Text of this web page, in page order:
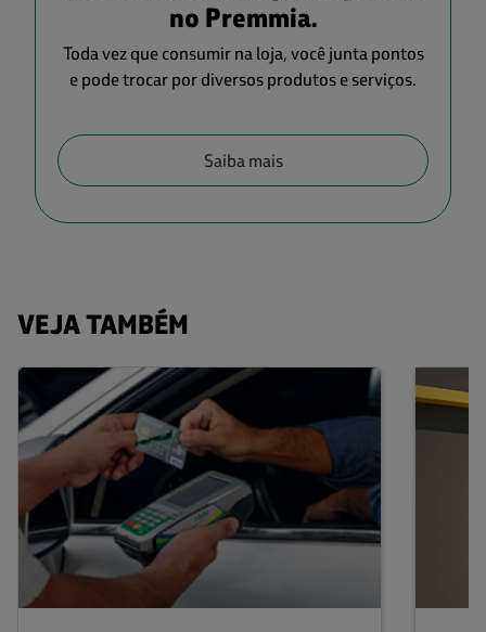
no Premmia.
Toda vez que consumir na loja, você junta pontos
e pode trocar por diversos produtos e serviços.
Saiba mais
VEJA TAMBÉM